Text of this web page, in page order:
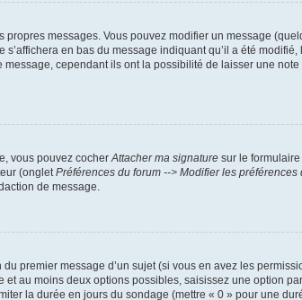
messages. Vous pouvez modifier un message
en bas du message indiquant qu’il a été
cependant ils ont la possibilité de laisser une
vous pouvez cocherAttacher ma signature sur le
(ongletPréférences du forum --> Modifier les préférences
de message.
premier message d’un sujet (si vous en avez les
au moins deux options possibles, saisissez une option
la durée en jours du sondage (mettre « 0 » pour une